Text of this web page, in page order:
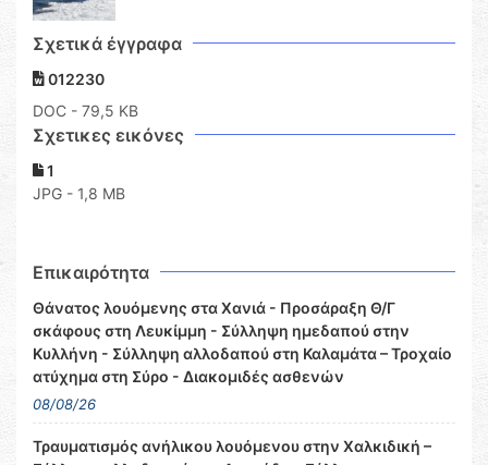
Σχετικά έγγραφα
012230
DOC - 79,5 KB
Σχετικες εικόνες
1
JPG - 1,8 MB
Επικαιρότητα
Θάνατος λουόμενης στα Χανιά - Προσάραξη Θ/Γ
σκάφους στη Λευκίμμη - Σύλληψη ημεδαπού στην
Κυλλήνη - Σύλληψη αλλοδαπού στη Καλαμάτα – Τροχαίο
ατύχημα στη Σύρο - Διακομιδές ασθενών
08/08/26
Τραυματισμός ανήλικου λουόμενου στην Χαλκιδική –